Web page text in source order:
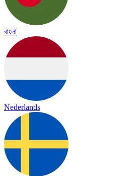
বাংলা
Nederlands